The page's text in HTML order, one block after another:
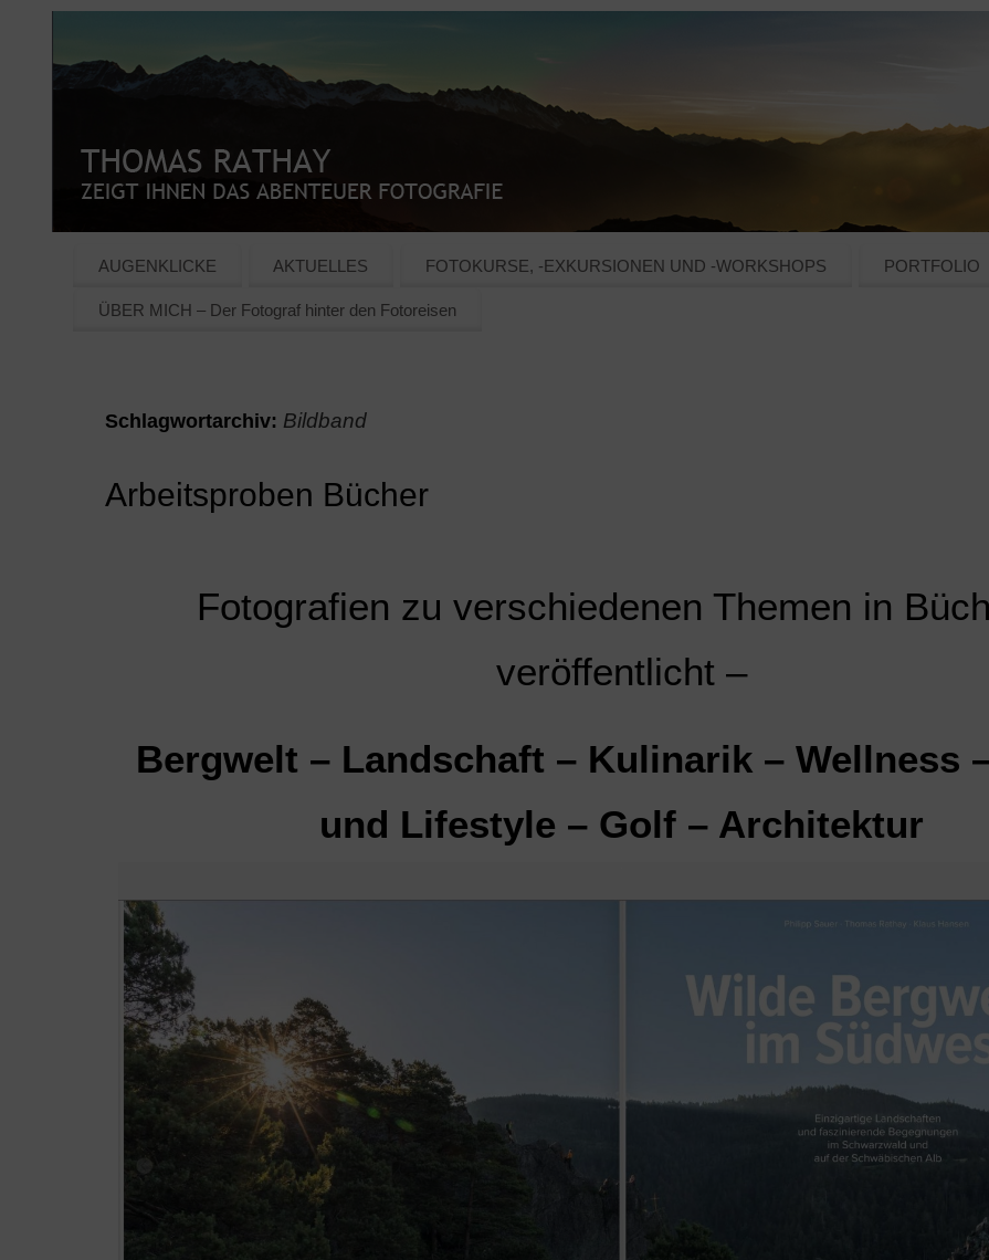
AUGENKLICKE AKTUELLES FOTOKURSE, -EXKURSIONEN UND -WORKSHOPS PORTFOLIO
ÜBER MICH – Der Fotograf hinter den Fotoreisen
Schlagwortarchiv: Bildband
Arbeitsproben Bücher
Fotografien zu verschiedenen Themen in
veröffentlicht –
Bergwelt – Landschaft – Kulinarik – Wellness
und Lifestyle – Golf – Architektur